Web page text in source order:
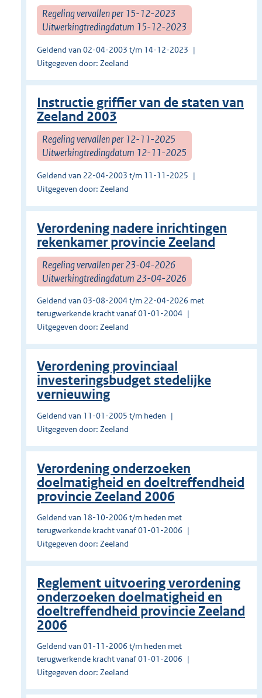
Regeling vervallen per 15-12-2023
Uitwerkingtredingdatum 15-12-2023
Geldend van 02-04-2003 t/m 14-12-2023
Uitgegeven door: Zeeland
Instructie griffier van de staten van
Zeeland 2003
Regeling vervallen per 12-11-2025
Uitwerkingtredingdatum 12-11-2025
Geldend van 22-04-2003 t/m 11-11-2025
Uitgegeven door: Zeeland
Verordening nadere inrichtingen
rekenkamer provincie Zeeland
Regeling vervallen per 23-04-2026
Uitwerkingtredingdatum 23-04-2026
Geldend van 03-08-2004 t/m 22-04-2026 met
terugwerkende kracht vanaf 01-01-2004
Uitgegeven door: Zeeland
Verordening provinciaal
investeringsbudget stedelijke
vernieuwing
Geldend van 11-01-2005 t/m heden
Uitgegeven door: Zeeland
Verordening onderzoeken
doelmatigheid en doeltreffendheid
provincie Zeeland 2006
Geldend van 18-10-2006 t/m heden met
terugwerkende kracht vanaf 01-01-2006
Uitgegeven door: Zeeland
Reglement uitvoering verordening
onderzoeken doelmatigheid en
doeltreffendheid provincie Zeeland
2006
Geldend van 01-11-2006 t/m heden met
terugwerkende kracht vanaf 01-01-2006
Uitgegeven door: Zeeland